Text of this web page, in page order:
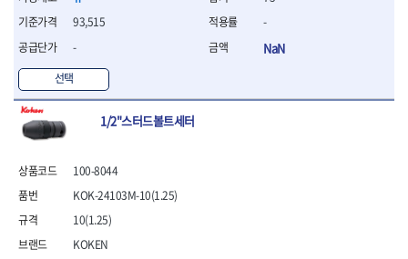
- 볼트세터
- 레이저팁 드라이버
- 라쳇렌치
- 임팩엑스트라롱소켓
- 파워렌치
- 조인트플러그소켓
- 옵셋렌치
- 파워렌치
- 소켓홀더
- 클라이밍비트
93,515
-
선택
-
NaN
1/2"스터드볼트세터
100-8044
KOKEN
KOK-24103M-10(1.25)
10(1.25)